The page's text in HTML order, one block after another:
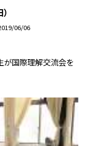
06/06
が国際理解交流会を